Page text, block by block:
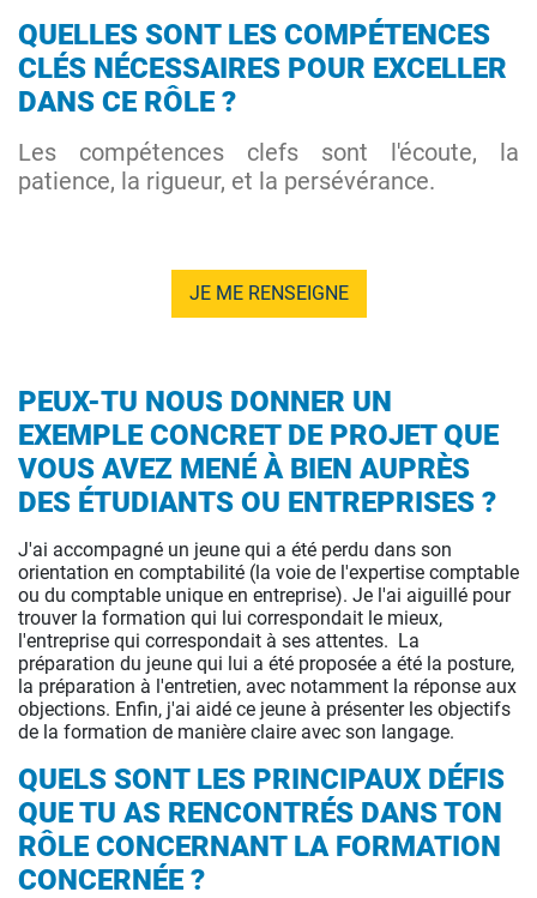
QUELLES SONT LES COMPÉTENCES
CLÉS NÉCESSAIRES POUR EXCELLER
DANS CE RÔLE ?
Les compétences clefs sont l'écoute, la
patience, la rigueur, et la persévérance.
JE ME RENSEIGNE
PEUX-TU NOUS DONNER UN
EXEMPLE CONCRET DE PROJET QUE
VOUS AVEZ MENÉ À BIEN AUPRÈS
DES ÉTUDIANTS OU ENTREPRISES ?
J'ai accompagné un jeune qui a été perdu dans son
orientation en comptabilité (la voie de l'expertise comptable
ou du comptable unique en entreprise). Je l'ai aiguillé pour
trouver la formation qui lui correspondait le mieux,
l'entreprise qui correspondait à ses attentes. La
préparation du jeune qui lui a été proposée a été la posture,
la préparation à l'entretien, avec notamment la réponse aux
objections. Enfin, j'ai aidé ce jeune à présenter les objectifs
de la formation de manière claire avec son langage.
QUELS SONT LES PRINCIPAUX DÉFIS
QUE TU AS RENCONTRÉS DANS TON
RÔLE CONCERNANT LA FORMATION
CONCERNÉE ?